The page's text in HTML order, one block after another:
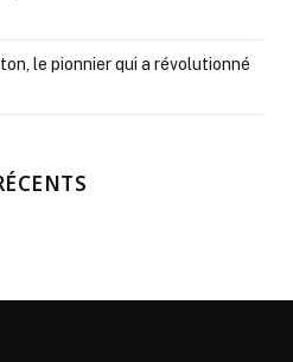
le pionnier qui a révolutionné